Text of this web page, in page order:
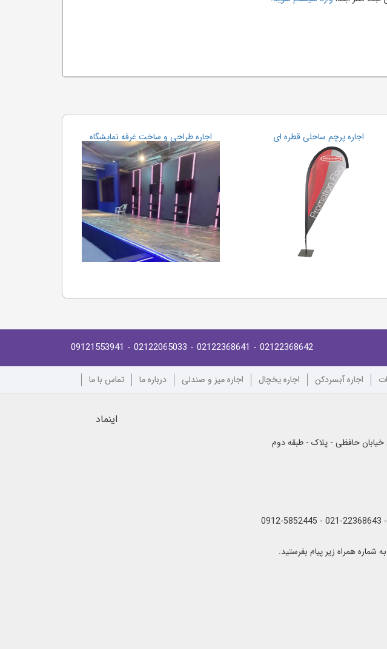
اجاره پرچم ساحلی قطره ای اجاره طراحی و ساخت غرفه نمایشگاه
02122368642
- 02122368641
- 02122065033
- 09121553941
اجاره آبسردکن اجاره یخچال اجاره میز و صندلی درباره ما تماس با ما
خیابان حافظی - پلاک - طبقه دوم
اینماد